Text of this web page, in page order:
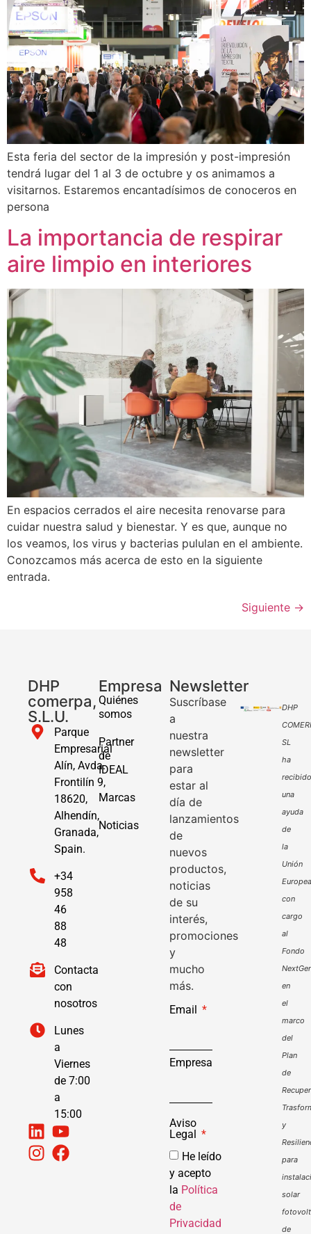
Esta feria del sector de la impresión y post-impresión
tendrá lugar del 1 al 3 de octubre y os animamos a
visitarnos. Estaremos encantadísimos de conoceros en
persona
La importancia de respirar
aire limpio en interiores
En espacios cerrados el aire necesita renovarse para
cuidar nuestra salud y bienestar. Y es que, aunque no
los veamos, los virus y bacterias pululan en el ambiente.
Conozcamos más acerca de esto en la siguiente
entrada.
Siguiente →
DHP
comerpa,
S.L.U.
Parque
Empresarial
Alín, Avda.
Frontilín 9,
18620,
Alhendín,
Granada,
Spain.
+34
958
46
88
48
Contacta
con
nosotros
Lunes
a
Viernes
de 7:00
a
15:00
Empresa
Quiénes
somos
Partner
de
IDEAL
Marcas
Noticias
Newsletter
Suscríbase
a
nuestra
newsletter
para
estar al
día de
lanzamientos
de
nuevos
productos,
noticias
de su
interés,
promociones
y
mucho
más.
Email
Empresa
Aviso
Legal
He leído
y acepto
la Política
de
Privacidad
DHP
SL
ha
recibido
una
ayuda
de
la
Unión
Europea
con
cargo
al
Fondo
en
el
marco
del
Plan
de
y
para
solar
de